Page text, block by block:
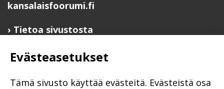
kansalaisfoorumi.fi
Tietoa sivustosta
Ilmoita järjestösi järjestöhakemistoon
Järjestötietäjä-testi
Evästeasetukset
Tämä sivusto käyttää evästeitä. Evästeistä osa